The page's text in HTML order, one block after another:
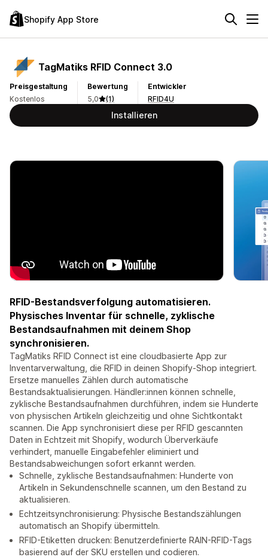
Shopify App Store
TagMatiks RFID Connect 3.0
Preisgestaltung
Kostenlos
Bewertung
5,0
(1)
Entwickler
RFID4U
Installieren
RFID-Bestandsverfolgung automatisieren.
Physisches Inventar für schnelle, zyklische
Bestandsaufnahmen mit deinem Shop
synchronisieren.
TagMatiks RFID Connect ist eine cloudbasierte App zur
Inventarverwaltung, die RFID in deinen Shopify-Shop integriert.
Ersetze manuelles Zählen durch automatische
Bestandsaktualisierungen. Händler:innen können schnelle,
zyklische Bestandsaufnahmen durchführen, indem sie Hunderte
von physischen Artikeln gleichzeitig und ohne Sichtkontakt
scannen. Die App synchronisiert diese per RFID gescannten
Daten in Echtzeit mit Shopify, wodurch Überverkäufe
verhindert, manuelle Eingabefehler eliminiert und
Bestandsabweichungen sofort erkannt werden.
Schnelle, zyklische Bestandsaufnahmen: Hunderte von
Artikeln in Sekundenschnelle scannen, um den Bestand zu
aktualisieren.
Echtzeitsynchronisierung: Physische Bestandszählungen
automatisch an Shopify übermitteln.
RFID-Etiketten drucken: Benutzerdefinierte RAIN-RFID-Tags
basierend auf der SKU erstellen und codieren.